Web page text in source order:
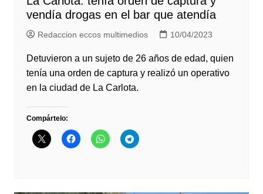
vendía drogas en el bar que atendía
Redaccion eccos multimedios 10/04/2023
Detuvieron a un sujeto de 26 años de edad, quien
tenía una orden de captura y realizó un operativo
en la ciudad de La Carlota.
Compártelo: